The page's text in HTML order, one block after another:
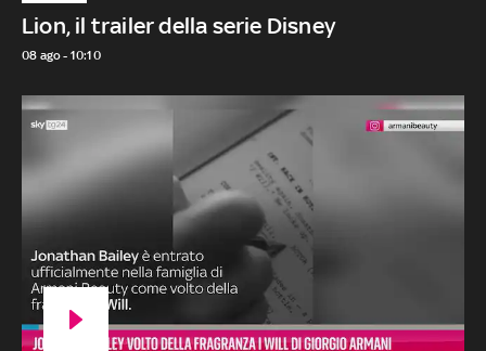
Lion, il trailer della serie Disney
08 ago - 10:10